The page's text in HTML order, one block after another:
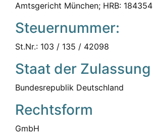
Amtsgericht München; HRB: 184354
Steuernummer:
St.Nr.: 103 / 135 / 42098
Staat der Zulassung
Bundesrepublik Deutschland
Rechtsform
GmbH